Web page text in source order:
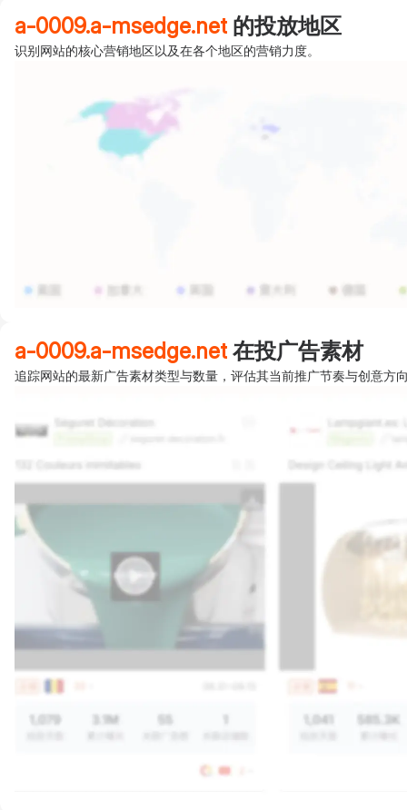
a-0009.a-msedge.net 的投放地区
识别网站的核心营销地区以及在各个地区的营销力度。
a-0009.a-msedge.net 在投广告素材
追踪网站的最新广告素材类型与数量，评估其当前推广节奏与创意方